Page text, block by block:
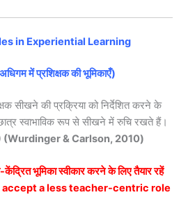
in Experiential Learning
में प्रशिक्षक की भूमिकाएँ)
सीखने की प्रक्रिया को निर्देशित करने के
छात्र स्वाभाविक रूप से सीखने में रुचि रखते हैं।
(Wurdinger & Carlson, 2010)
केंद्रित भूमिका स्वीकार करने के लिए तैयार रहें
accept a less teacher-centric role